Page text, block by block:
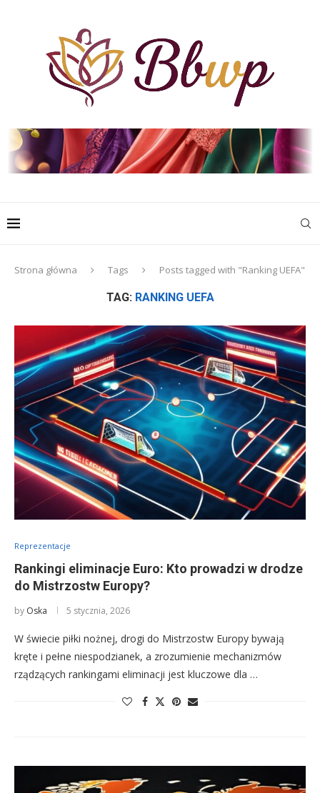
Strona główna Tags Posts tagged with "Ranking UEFA"
TAG: RANKING UEFA
Reprezentacje
Rankingi eliminacje Euro: Kto prowadzi w drodze
do Mistrzostw Europy?
by Oska 5 stycznia, 2026
W świecie piłki nożnej, drogi do Mistrzostw Europy bywają
kręte i pełne niespodzianek, a zrozumienie mechanizmów
rządzących rankingami eliminacji jest kluczowe dla …